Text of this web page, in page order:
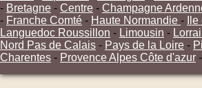
- Bretagne - Centre - Champagne
- Franche Comté - Haute Normandie -
Languedoc Roussillon - Limousin -
Nord Pas de Calais - Pays de la Loire -
Charentes - Provence Alpes Côte d'azur -